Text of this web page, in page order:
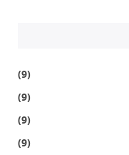
(9)
(9)
(9)
(9)